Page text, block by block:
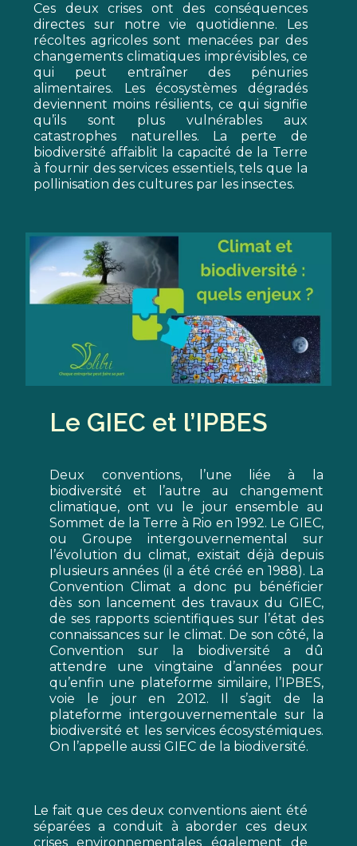
Ces deux crises ont des conséquences
directes sur notre vie quotidienne. Les
récoltes agricoles sont menacées par des
changements climatiques imprévisibles, ce
qui peut entraîner des pénuries
alimentaires. Les écosystèmes dégradés
deviennent moins résilients, ce qui signifie
qu’ils sont plus vulnérables aux
catastrophes naturelles. La perte de
biodiversité affaiblit la capacité de la Terre
à fournir des services essentiels, tels que la
pollinisation des cultures par les insectes.
Le GIEC et l’IPBES
Deux conventions, l’une liée à la
biodiversité et l’autre au changement
climatique, ont vu le jour ensemble au
Sommet de la Terre à Rio en 1992. Le GIEC,
ou Groupe intergouvernemental sur
l’évolution du climat, existait déjà depuis
plusieurs années (il a été créé en 1988). La
Convention Climat a donc pu bénéficier
dès son lancement des travaux du GIEC,
de ses rapports scientifiques sur l’état des
connaissances sur le climat. De son côté, la
Convention sur la biodiversité a dû
attendre une vingtaine d’années pour
qu’enfin une plateforme similaire,
l’IPBES,
voie le jour en 2012. Il s’agit de la
plateforme intergouvernementale sur la
biodiversité et les services écosystémiques.
On l’appelle aussi GIEC de la biodiversité.
Le fait que ces deux conventions aient été
séparées a conduit à aborder ces deux
crises environnementales également de